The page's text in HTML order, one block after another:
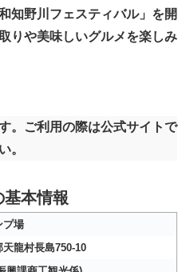
知野川フェスティバル」を開
りや美味しいグルメを楽しみ
。ご利用の際は公式サイトで
。
本情報
プ場
龍村長島750-10